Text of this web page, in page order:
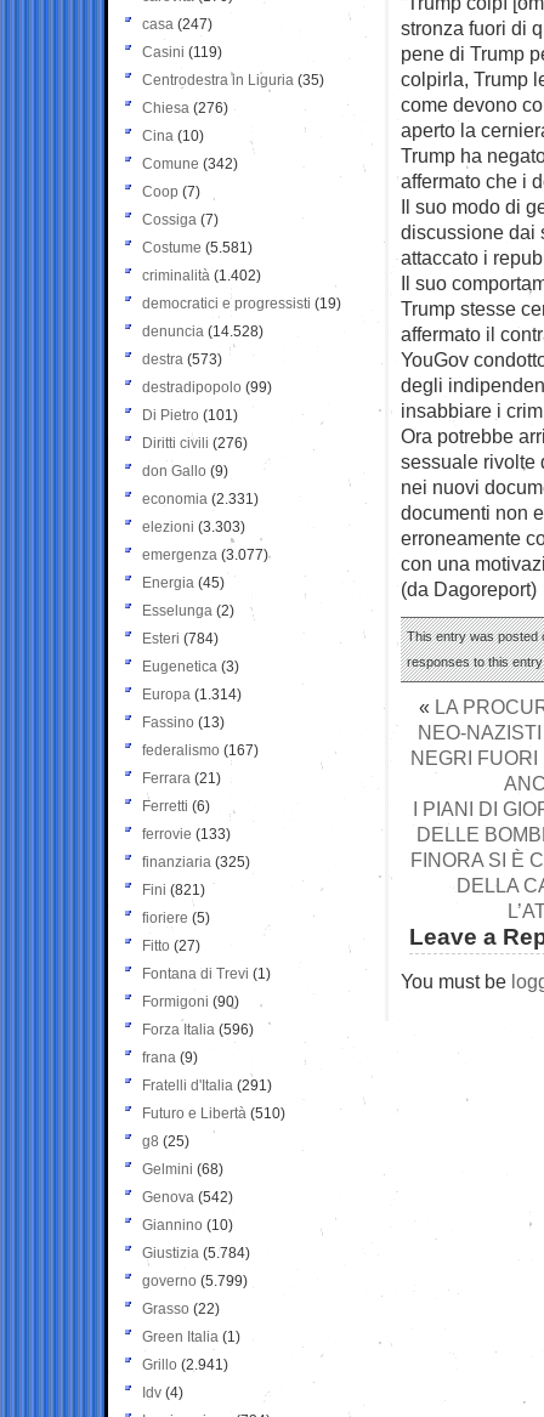
stronza fuori di
pene di Trump
colpirla, Trump
come devono
aperto la
Trump ha
affermato che i
Il suo modo di
discussione dai
attaccato i
Il suo
Trump stesse
affermato il
YouGov
degli
insabbiare i
Ora potrebbe
sessuale rivolte
nei nuovi
documenti non
erroneamente
con una
(da Dagoreport)
This entry was posted
responses to this
« LA
NEO-
NEGRI FUORI
I PIANI DI
DELLE
FINORA SI È
DELLA
Leave a
You must be
casa (247)
Casini (119)
Centrodestra in Liguria (35)
Chiesa (276)
Cina (10)
Comune (342)
Coop (7)
Cossiga (7)
Costume (5.581)
criminalità (1.402)
democratici e progressisti (19)
denuncia (14.528)
destra (573)
destradipopolo (99)
Di Pietro (101)
Diritti civili (276)
don Gallo (9)
economia (2.331)
elezioni (3.303)
emergenza (3.077)
Energia (45)
Esselunga (2)
Esteri (784)
Eugenetica (3)
Europa (1.314)
Fassino (13)
federalismo (167)
Ferrara (21)
Ferretti (6)
ferrovie (133)
finanziaria (325)
Fini (821)
fioriere (5)
Fitto (27)
Fontana di Trevi (1)
Formigoni (90)
Forza Italia (596)
frana (9)
Fratelli d'Italia (291)
Futuro e Libertà (510)
g8 (25)
Gelmini (68)
Genova (542)
Giannino (10)
Giustizia (5.784)
governo (5.799)
Grasso (22)
Green Italia (1)
Grillo (2.941)
Idv (4)